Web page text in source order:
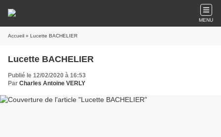
MENU
Accueil » Lucette BACHELIER
Lucette BACHELIER
Publié le 12/02/2020 à 16:53
Par Charles Antoine VERLY